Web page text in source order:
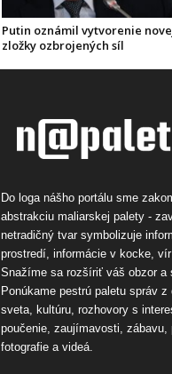
Putin oznámil vytvorenie
zložky ozbrojených síl
Do loga nášho portálu sme
abstrakciu maliarskej palety -
netradičný tvar symbolizuje
prostredí, informácie v kocke, vír
Snažíme sa rozšíriť váš obzor a
Ponúkame pestrú paletu správ z
sveta, kultúru, rozhovory s
poučenie, zaujímavosti, zábavu,
fotografie a videá.